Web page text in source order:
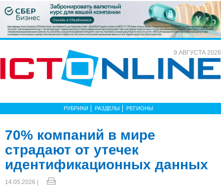
9 АВГУСТА 2026
РУБРИКИ РАЗДЕЛЫ РЕГИОНЫ
70% компаний в мире
страдают от утечек
идентификационных данных
14.05.2026 |